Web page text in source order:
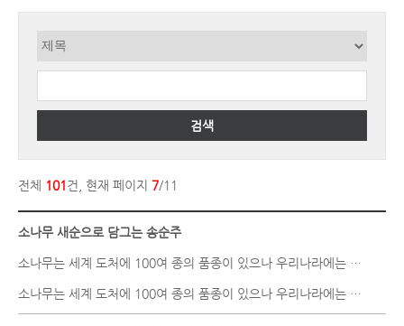
검색
전체 101건, 현재 페이지 7/11
소나무 새순으로 담그는 송순주
소나무는 세계 도처에 100여 종의 품종이 있으나 우리나라에는 주로 적..
소나무는 세계 도처에 100여 종의 품종이 있으나 우리나라에는 주로 적..